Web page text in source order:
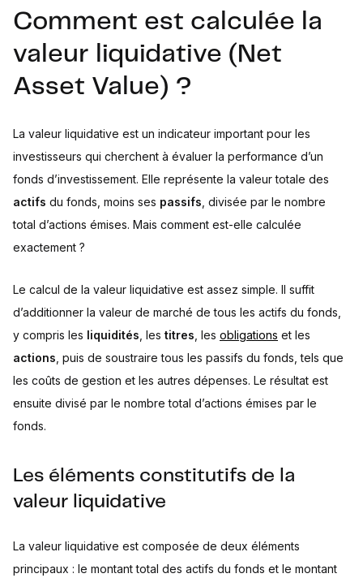
Comment est calculée la
valeur liquidative (Net
Asset Value) ?
La valeur liquidative est un indicateur important pour les
investisseurs qui cherchent à évaluer la performance d’un
fonds d’investissement. Elle représente la valeur totale des
actifs du fonds, moins ses passifs , divisée par le nombre
total d’actions émises. Mais comment est-elle calculée
exactement ?
Le calcul de la valeur liquidative est assez simple. Il suffit
d’additionner la valeur de marché de tous les actifs du fonds,
y compris les liquidités , les titres , les obligations et les
actions , puis de soustraire tous les passifs du fonds, tels que
les coûts de gestion et les autres dépenses. Le résultat est
ensuite divisé par le nombre total d’actions émises par le
fonds.
Les éléments constitutifs de la
valeur liquidative
La valeur liquidative est composée de deux éléments
principaux : le montant total des actifs du fonds et le montant